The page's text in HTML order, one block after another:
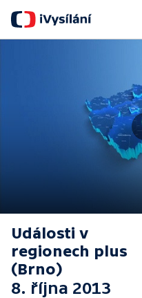
Události v
regionech plus
(Brno)
8. října 2013